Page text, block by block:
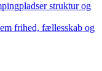
struktur og
frihed, fællesskab og